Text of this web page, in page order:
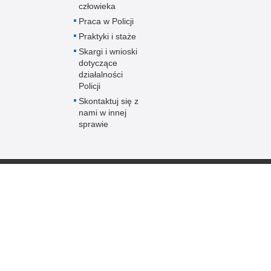
człowieka
Praca w Policji
Praktyki i staże
Skargi i wnioski
dotyczące
działalności
Policji
Skontaktuj się z
nami w innej
sprawie